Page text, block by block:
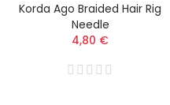
Korda Ago Braided Hair Rig
Needle
4,80 €